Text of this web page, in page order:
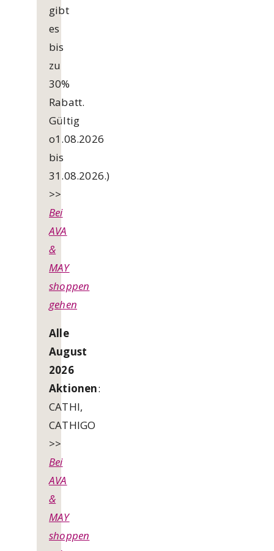
gibt
es
bis
zu
30%
Rabatt.
Gültig
o1.08.2026
bis
31.08.2026.)
>>
Bei
AVA
&
MAY
shoppen
gehen
Alle
August
2026
Aktionen:
CATHI,
CATHIGO
>>
Bei
AVA
&
MAY
shoppen